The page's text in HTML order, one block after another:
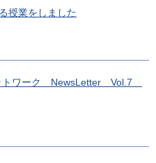
授業をしました
トワーク NewsLetter Vol.7